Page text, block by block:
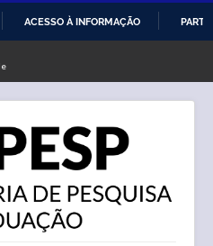
O
CONTEÚDO
ACESSO À INFORMAÇÃO